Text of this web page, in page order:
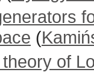
(
of